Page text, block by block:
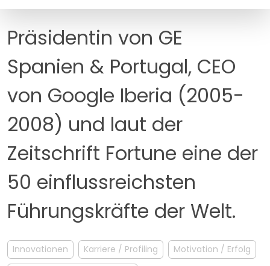
MANAGEMENT
Präsidentin von GE
Spanien & Portugal, CEO
von Google Iberia (2005-
2008) und laut der
Zeitschrift Fortune eine der
50 einflussreichsten
Führungskräfte der Welt.
Innovationen Karriere / Profiling
Motivation / Erfolg